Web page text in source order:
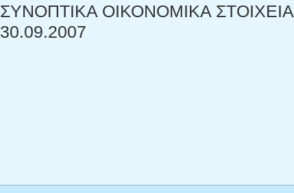
ΣΥΝΟΠΤΙΚΑ ΟΙΚΟΝΟΜΙΚΑ ΣΤΟΙΧΕΙΑ
30.09.2007